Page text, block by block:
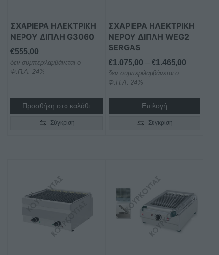
ΣΧΑΡΙΕΡΑ ΗΛΕΚΤΡΙΚΗ
ΝΕΡΟΥ ΔΙΠΛΗ G3060
€555,00
δεν συμπεριλαμβάνεται ο
Φ.Π.Α. 24%
Προσθήκη στο καλάθι
Σύγκριση
ΣΧΑΡΙΕΡΑ ΗΛΕΚΤΡΙΚΗ
ΝΕΡΟΥ ΔΙΠΛΗ WEG2
SERGAS
€1.075,00 – €1.465,00Price
through
δεν συμπεριλαμβάνεται ο
Φ.Π.Α. 24%
Επιλογή
να
επιλεγούν
στη
σελίδα
του
προϊόντος
Σύγκριση